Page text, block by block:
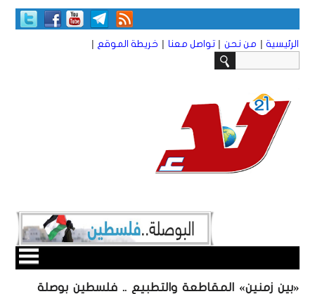
الرئيسية | من نحن | تواصل معنا | خريطة الموقع |
«بين زمنين» المقاطعة والتطبيع .. فلسطين بوصلة